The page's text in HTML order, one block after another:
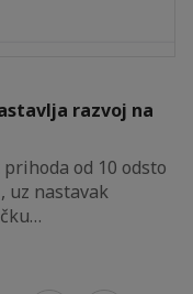
razvoj na
od 10 odsto
uz nastavak